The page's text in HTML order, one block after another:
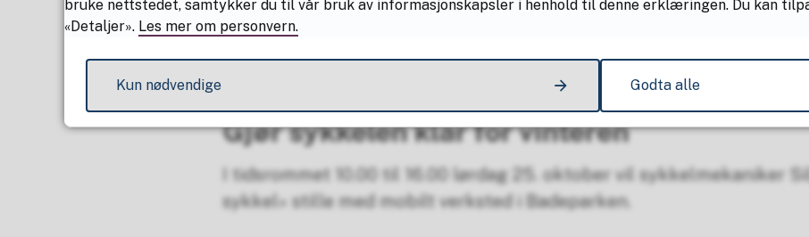
Gjør sykkelen klar for vinteren
I tidsrommet 10.00 til 16.00 lørdag 25. oktober vil sykkelmekaniker
sykkel» stille med mobilt verksted i Badeparken.
bruke nettstedet, samtykker du til vår bruk av informasjonskapsler i henhold til denne erklæringen. Du kan
«Detaljer». Les mer om personvern.
Kun nødvendige Godta alle